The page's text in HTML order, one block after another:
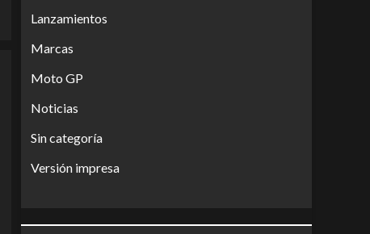
Lanzamientos
Marcas
Moto GP
Noticias
Sin categoría
Versión impresa